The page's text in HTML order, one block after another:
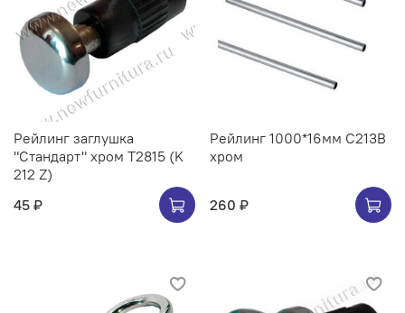
Рейлинг заглушка
"Стандарт" хром Т2815 (K
212 Z)
45 ₽
Рейлинг 1000*16мм C213B
хром
260 ₽